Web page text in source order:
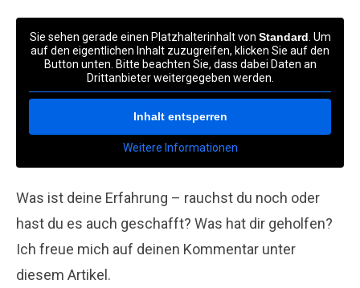
Sie sehen gerade einen Platzhalterinhalt von Standard . Um
auf den eigentlichen Inhalt zuzugreifen, klicken Sie auf den
Button unten. Bitte beachten Sie, dass dabei Daten an
Drittanbieter weitergegeben werden.
Inhalt entsperren
Weitere Informationen
Was ist deine Erfahrung – rauchst du noch oder
hast du es auch geschafft? Was hat dir geholfen?
Ich freue mich auf deinen Kommentar unter
diesem Artikel.